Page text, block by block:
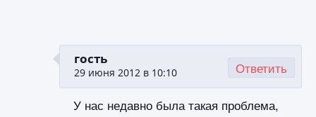
гость
29 июня 2012 в 10:10
У нас недавно была такая проблема,
Ответить